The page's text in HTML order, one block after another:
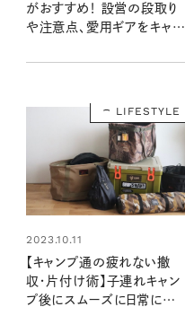
がおすすめ！ 設営の段取り
や注意点、愛用ギアをキャン
LIFESTYLE
2023.10.11
【キャンプ通の疲れない撤
収・片付け術】子連れキャン
プ後にスムーズに日常に戻